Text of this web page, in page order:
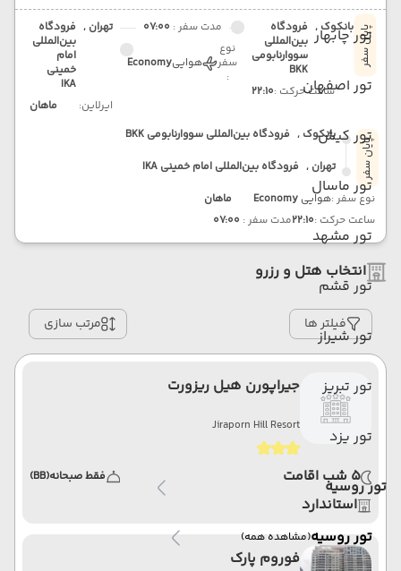
تور چابهار
تور اصفهان
تور کیش
تور ماسال
تور مشهد
تور قشم
تور شیراز
تور تبریز
تور یزد
تور روسیه
تور روسیه(مشاهده همه)
پایان سفربانکوک , فرودگاه
بین‌المللی
سووارنابومی
BKK
ساعت حرکت :22:10
مدت سفر : 07:00
نوع
سفر
:
هواییEconomy
تهران , فرودگاه
بین‌المللی
امام
خمینی
IKA
ایرلاین:
ماهان
پایان سفر
بانکوک , فرودگاه بین‌المللی سووارنابومی BKK
تهران , فرودگاه بین‌المللی امام خمینی IKA
نوع سفر :هوایی
ماهان
ساعت حرکت :22:10مدت سفر : 07:00
انتخاب هتل و رزرو
فیلتر ها مرتب سازی
جیراپورن هیل ریزورت
Jiraporn Hill Resort
5 شب اقامت فقط صبحانه(BB)
استاندارد
فوروم پارک